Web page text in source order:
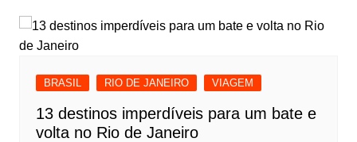
BRASIL RIO DE JANEIRO VIAGEM
13 destinos imperdíveis para um bate e
volta no Rio de Janeiro